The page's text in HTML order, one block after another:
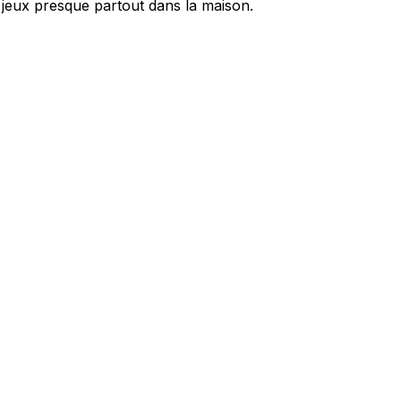
presque partout dans la maison.
qui sont pertinentes et